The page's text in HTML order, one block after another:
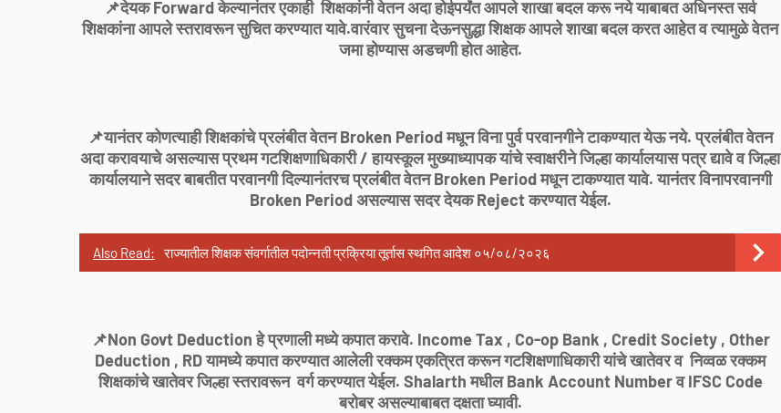
📌देयक Forward केल्यानंतर एकाही शिक्षकांनी वेतन अदा होईपर्यंत आपले शाखा बदल करू नये याबाबत अधिनस्त सर्व
शिक्षकांना आपले स्तरावरून सुचित करण्यात यावे.वारंवार सुचना देऊनसुद्धा शिक्षक आपले शाखा बदल करत आहेत व त्यामुळे वेतन
जमा होण्यास अडचणी होत आहेत.
📌यानंतर कोणत्याही शिक्षकांचे प्रलंबीत वेतन Broken Period मधून विना पुर्व परवानगीने टाकण्यात येऊ नये. प्रलंबीत वेतन
अदा करावयाचे असल्यास प्रथम गटशिक्षणाधिकारी / हायस्कूल मुख्याध्यापक यांचे स्वाक्षरीने जिल्हा कार्यालयास पत्र द्यावे व जिल्हा
कार्यालयाने सदर बाबतीत परवानगी दिल्यानंतरच प्रलंबीत वेतन Broken Period मधून टाकण्यात यावे. यानंतर विनापरवानगी
Broken Period असल्यास सदर देयक Reject करण्यात येईल.
Also Read: राज्यातील शिक्षक संवर्गातील पदोन्नती प्रक्रिया तूर्तास स्थगित आदेश ०५/०८/२०२६
📌Non Govt Deduction हे प्रणाली मध्ये कपात करावे. Income Tax , Co-op Bank , Credit Society , Other
Deduction , RD यामध्ये कपात करण्यात आलेली रक्कम एकत्रित करून गटशिक्षणाधिकारी यांचे खातेवर व निव्वळ रक्कम
शिक्षकांचे खातेवर जिल्हा स्तरावरून वर्ग करण्यात येईल. Shalarth मधील Bank Account Number व IFSC Code
बरोबर असल्याबाबत दक्षता घ्यावी.